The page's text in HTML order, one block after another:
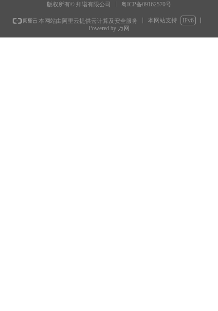
版权所有© 拜谱有限公司 粤ICP备09162570号
本网站由阿里云提供云计算及安全服务 本网站支持
IPv6
Powered by 万网